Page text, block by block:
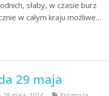
słaby, w czasie burz
w całym kraju możliwe…
29 maja